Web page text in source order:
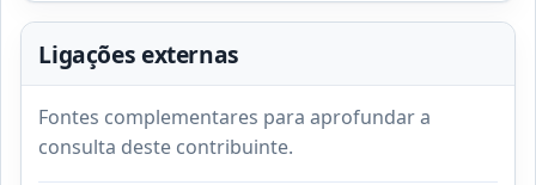
Ligações externas
Fontes complementares para aprofundar a
consulta deste contribuinte.